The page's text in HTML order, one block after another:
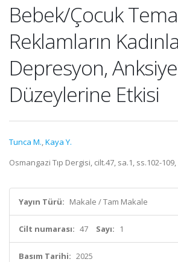
Bebek/Çocuk
Reklamların
Depresyon,
Düzeylerine Etkisi
Tunca M.,Kaya Y.
Osmangazi Tıp Dergisi, cilt.47, sa.1, ss.102-109,
Yayın Türü: Makale / Tam Makale
Cilt numarası: 47 Sayı: 1
Basım Tarihi: 2025